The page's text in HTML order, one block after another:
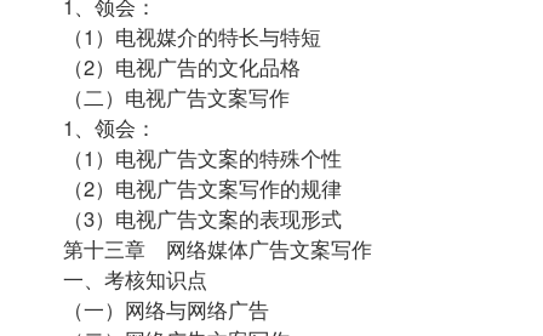
（1）电视媒介的特长与特短
（2）电视广告的文化品格
（二）电视广告文案写作
1、领会：
（1）电视广告文案的特殊个性
（2）电视广告文案写作的规律
（3）电视广告文案的表现形式
第十三章 网络媒体广告文案写作
一、考核知识点
（一）网络与网络广告